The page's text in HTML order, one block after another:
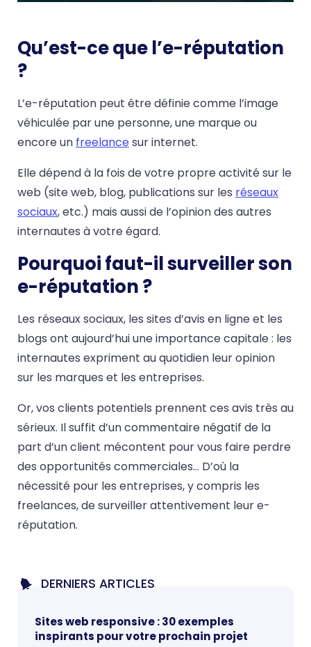
Qu’est-ce que l’e-réputation
?
L’e-réputation peut être définie comme l’image
véhiculée par une personne, une marque ou
encore un freelancesur internet.
Elle dépend à la fois de votre propre activité sur le
web (site web, blog, publications sur les réseaux
sociaux, etc.) mais aussi de l’opinion des autres
internautes à votre égard.
Pourquoi faut-il surveiller son
e-réputation ?
Les réseaux sociaux, les sites d’avis en ligne et les
blogs ont aujourd’hui une importance capitale : les
internautes expriment au quotidien leur opinion
sur les marques et les entreprises.
Or, vos clients potentiels prennent ces avis très au
sérieux. Il suffit d’un commentaire négatif de la
part d’un client mécontent pour vous faire perdre
des opportunités commerciales… D’où la
nécessité pour les entreprises, y compris les
freelances, de surveiller attentivement leur e-
réputation.
DERNIERS ARTICLES
Sites web responsive : 30 exemples
inspirants pour votre prochain projet